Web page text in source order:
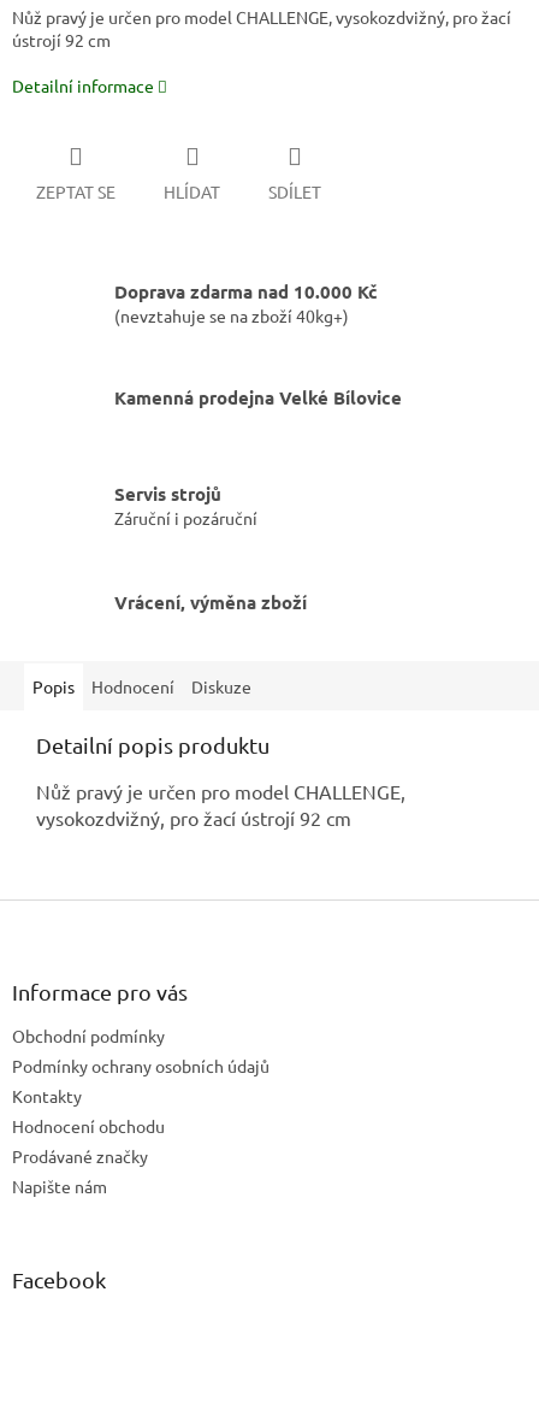
Nůž pravý je určen pro model CHALLENGE, vysokozdvižný, pro žací
ústrojí 92 cm
Detailní informace
ZEPTAT SE HLÍDAT SDÍLET
Doprava zdarma nad 10.000 Kč
(nevztahuje se na zboží 40kg+)
Kamenná prodejna Velké Bílovice
Servis strojů
Záruční i pozáruční
Vrácení, výměna zboží
Popis Hodnocení Diskuze
Detailní popis produktu
Nůž pravý je určen pro model CHALLENGE,
vysokozdvižný, pro žací ústrojí 92 cm
Z
Informace pro vás
Obchodní podmínky
Podmínky ochrany osobních údajů
Kontakty
Hodnocení obchodu
Prodávané značky
Napište nám
Facebook